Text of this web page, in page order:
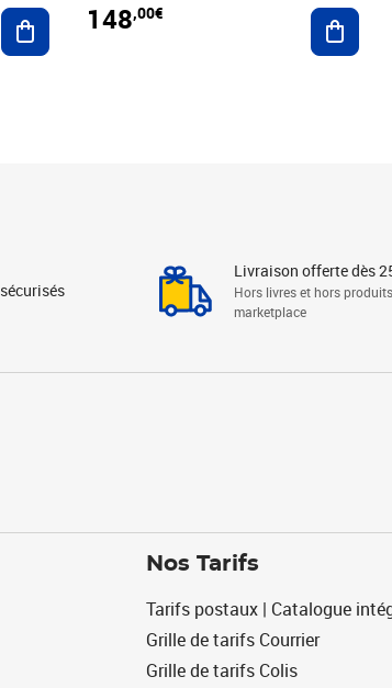
Ajouter au panier
148,00€
Livraison offerte dès
Hors livres et hors produits
marketplace
Nos Tarifs
Tarifs postaux | Catalogue
Grille de tarifs Courrier
Grille de tarifs Colis